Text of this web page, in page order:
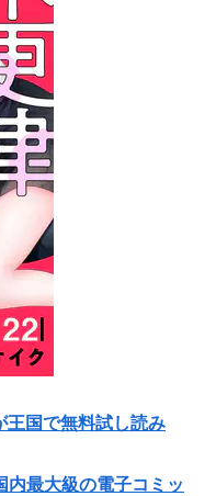
王国で無料試し読み
最大級の電子コミッ